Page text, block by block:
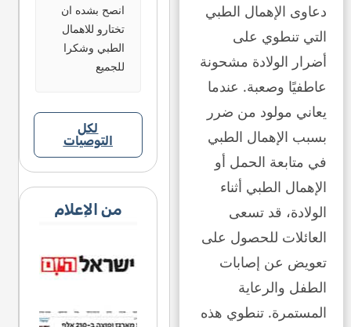
دعاوى الإهمال الطبي
التي تنطوي على
أضرار الولادة مشحونة
عاطفيًا وصعبة. عندما
يعاني مولود من ضرر
بسبب الإهمال الطبي
في متابعة الحمل أو
الإهمال الطبي أثناء
الولادة، قد تسعى
العائلات للحصول على
تعويض عن إصابات
الطفل والرعاية
المستمرة. تنطوي هذه
انصح بشده ان
تختارو للاهمال
الطبي وشكرا
للجميع
لكل
التوصيات
من الإعلام